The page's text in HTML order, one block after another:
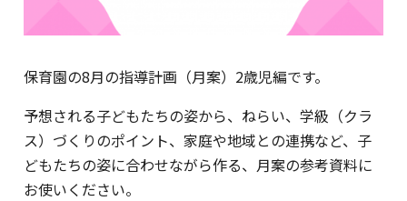
保育園の8月の指導計画（月案）2歳児編です。
予想される子どもたちの姿から、ねらい、学級（クラ
ス）づくりのポイント、家庭や地域との連携など、子
どもたちの姿に合わせながら作る、月案の参考資料に
お使いください。